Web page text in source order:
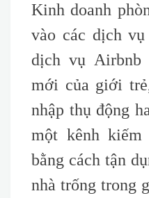
Kinh doanh
vào các dịch
dịch vụ Airbnb
mới của giới
nhập thụ động
một kênh
bằng cách tận
nhà trống trong